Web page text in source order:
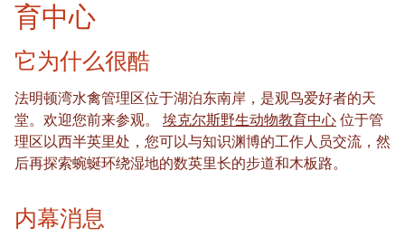
育中心
它为什么很酷
法明顿湾水禽管理区位于湖泊东南岸，是观鸟爱好者的天
堂。欢迎您前来参观。 埃克尔斯野生动物教育中心 位于管
理区以西半英里处，您可以与知识渊博的工作人员交流，然
后再探索蜿蜒环绕湿地的数英里长的步道和木板路。
内幕消息